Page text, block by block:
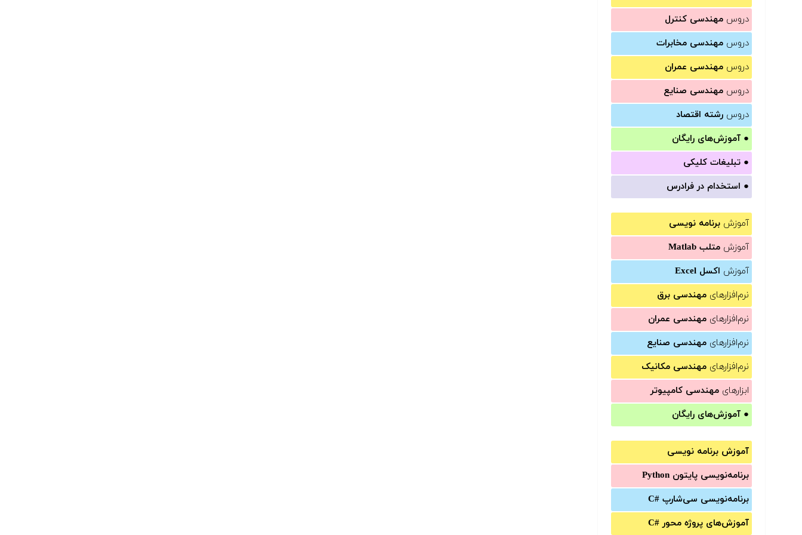
دروس مهندسی کنترل
دروس مهندسی مخابرات
دروس مهندسی عمران
دروس مهندسی صنایع
دروس رشته اقتصاد
● آموزش‌های رایگان
● تبلیغات کلیکی
● استخدام در فرادرس
آموزش برنامه نویسی
آموزش متلب Matlab
آموزش اکسل Excel
نرم‌افزارهای مهندسی برق
نرم‌افزارهای مهندسی عمران
نرم‌افزارهای مهندسی صنایع
نرم‌افزارهای مهندسی مکانیک
ابزارهای مهندسی کامپیوتر
● آموزش‌های رایگان
آموزش برنامه نویسی
برنامه‌نویسی پایتون Python
برنامه‌‌نویسی سی‌شارپ C#‎
آموزش‌های پروژه محور #C